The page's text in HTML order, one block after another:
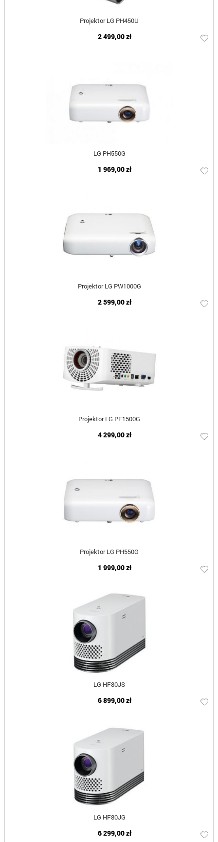
Projektor LG PH450U
2 499,00 zł
LG PH550G
1 969,00 zł
Projektor LG PW1000G
2 599,00 zł
Projektor LG PF1500G
4 299,00 zł
Projektor LG PH550G
1 999,00 zł
LG HF80JS
6 899,00 zł
LG HF80JG
6 299,00 zł